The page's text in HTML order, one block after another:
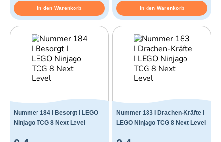
In den Warenkorb In den Warenkorb
Nummer 184 I Besorgt I LEGO
Ninjago TCG 8 Next Level
Nummer 183 I Drachen-Kräfte I
LEGO Ninjago TCG 8 Next Level